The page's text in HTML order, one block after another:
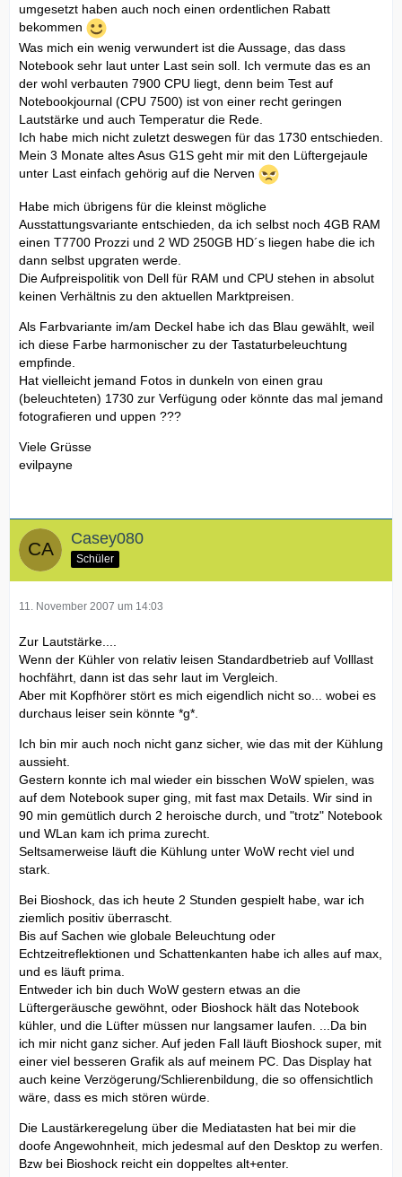
umgesetzt haben auch noch einen ordentlichen Rabatt
bekommen
Was mich ein wenig verwundert ist die Aussage, das dass
Notebook sehr laut unter Last sein soll. Ich vermute das es an
der wohl verbauten 7900 CPU liegt, denn beim Test auf
Notebookjournal (CPU 7500) ist von einer recht geringen
Lautstärke und auch Temperatur die Rede.
Ich habe mich nicht zuletzt deswegen für das 1730 entschieden.
Mein 3 Monate altes Asus G1S geht mir mit den Lüftergejaule
unter Last einfach gehörig auf die Nerven
Habe mich übrigens für die kleinst mögliche
Ausstattungsvariante entschieden, da ich selbst noch 4GB RAM
einen T7700 Prozzi und 2 WD 250GB HD´s liegen habe die ich
dann selbst upgraten werde.
Die Aufpreispolitik von Dell für RAM und CPU stehen in absolut
keinen Verhältnis zu den aktuellen Marktpreisen.
Als Farbvariante im/am Deckel habe ich das Blau gewählt, weil
ich diese Farbe harmonischer zu der Tastaturbeleuchtung
empfinde.
Hat vielleicht jemand Fotos in dunkeln von einen grau
(beleuchteten) 1730 zur Verfügung oder könnte das mal jemand
fotografieren und uppen ???
Viele Grüsse
evilpayne
Casey080
Schüler
11. November 2007 um 14:03
Zur Lautstärke....
Wenn der Kühler von relativ leisen Standardbetrieb auf Volllast
hochfährt, dann ist das sehr laut im Vergleich.
Aber mit Kopfhörer stört es mich eigendlich nicht so... wobei es
durchaus leiser sein könnte *g*.
Ich bin mir auch noch nicht ganz sicher, wie das mit der Kühlung
aussieht.
Gestern konnte ich mal wieder ein bisschen WoW spielen, was
auf dem Notebook super ging, mit fast max Details. Wir sind in
90 min gemütlich durch 2 heroische durch, und "trotz" Notebook
und WLan kam ich prima zurecht.
Seltsamerweise läuft die Kühlung unter WoW recht viel und
stark.
Bei Bioshock, das ich heute 2 Stunden gespielt habe, war ich
ziemlich positiv überrascht.
Bis auf Sachen wie globale Beleuchtung oder
Echtzeitreflektionen und Schattenkanten habe ich alles auf max,
und es läuft prima.
Entweder ich bin duch WoW gestern etwas an die
Lüftergeräusche gewöhnt, oder Bioshock hält das Notebook
kühler, und die Lüfter müssen nur langsamer laufen. ...Da bin
ich mir nicht ganz sicher. Auf jeden Fall läuft Bioshock super, mit
einer viel besseren Grafik als auf meinem PC. Das Display hat
auch keine Verzögerung/Schlierenbildung, die so offensichtlich
wäre, dass es mich stören würde.
Die Laustärkeregelung über die Mediatasten hat bei mir die
doofe Angewohnheit, mich jedesmal auf den Desktop zu werfen.
Bzw bei Bioshock reicht ein doppeltes alt+enter.